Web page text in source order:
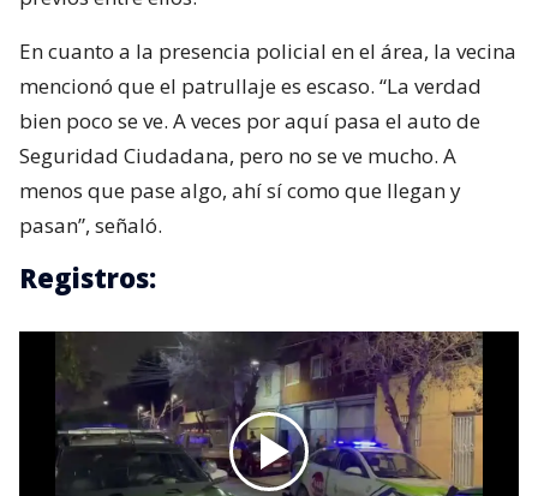
En cuanto a la presencia policial en el área, la vecina
mencionó que el patrullaje es escaso. “La verdad
bien poco se ve. A veces por aquí pasa el auto de
Seguridad Ciudadana, pero no se ve mucho. A
menos que pase algo, ahí sí como que llegan y
pasan”, señaló.
Registros: